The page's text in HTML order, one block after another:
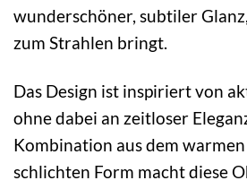
wunderschöner, subtiler
zum Strahlen bringt.
Das Design ist inspiriert von
ohne dabei an zeitloser
Kombination aus dem
schlichten Form macht diese